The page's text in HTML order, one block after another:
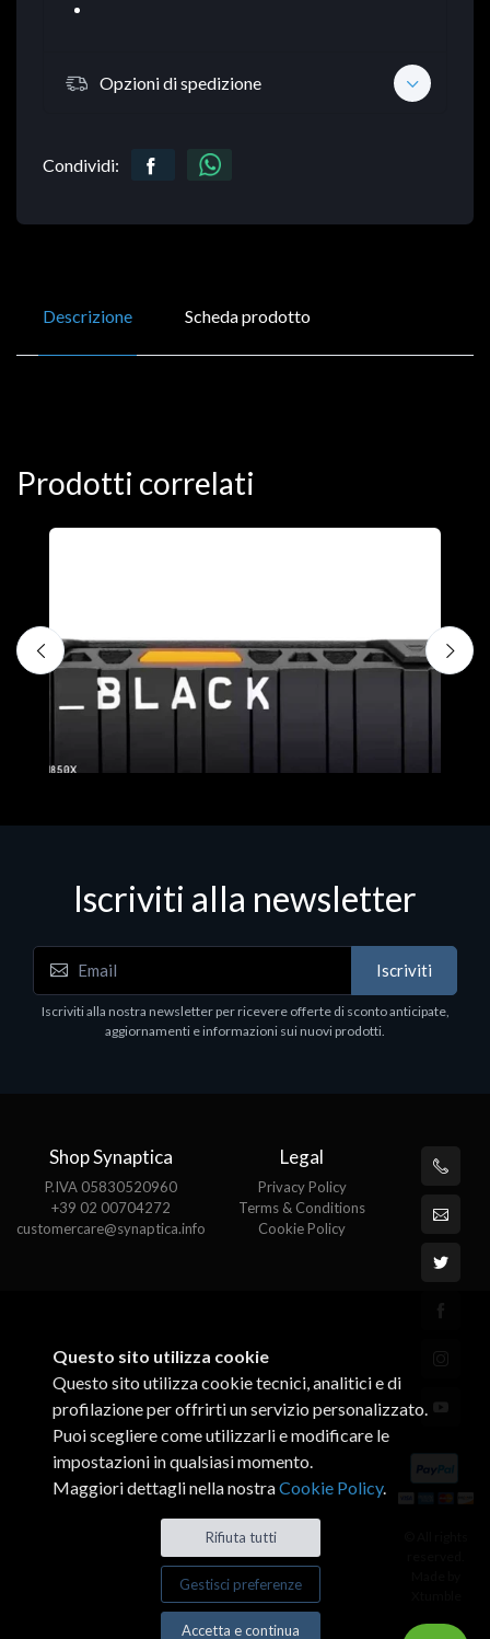
Opzioni di spedizione
Condividi:
Descrizione Scheda prodotto
Prodotti correlati
WD_BLACK SN850X NVMe SSD
WDBB9H0020BNC - SSD - 2 TB - interno - M.2
2280 - PCIe 4.0 (NVMe) - dissipatore integrato -
nero
Iscriviti alla newsletter
Iscriviti
Iscriviti alla nostra newsletter per ricevere offerte di sconto anticipate,
aggiornamenti e informazioni sui nuovi prodotti.
Shop Synaptica
P.IVA 05830520960
+39 02 00704272
customercare@synaptica.info
Legal
Privacy Policy
Terms & Conditions
Cookie Policy
Questo sito utilizza cookie
Questo sito utilizza cookie tecnici, analitici e di
profilazione per offrirti un servizio personalizzato.
Puoi scegliere come utilizzarli e modificare le
impostazioni in qualsiasi momento.
Maggiori dettagli nella nostraCookie Policy.
Rifiuta tutti
Gestisci preferenze
Accetta e continua